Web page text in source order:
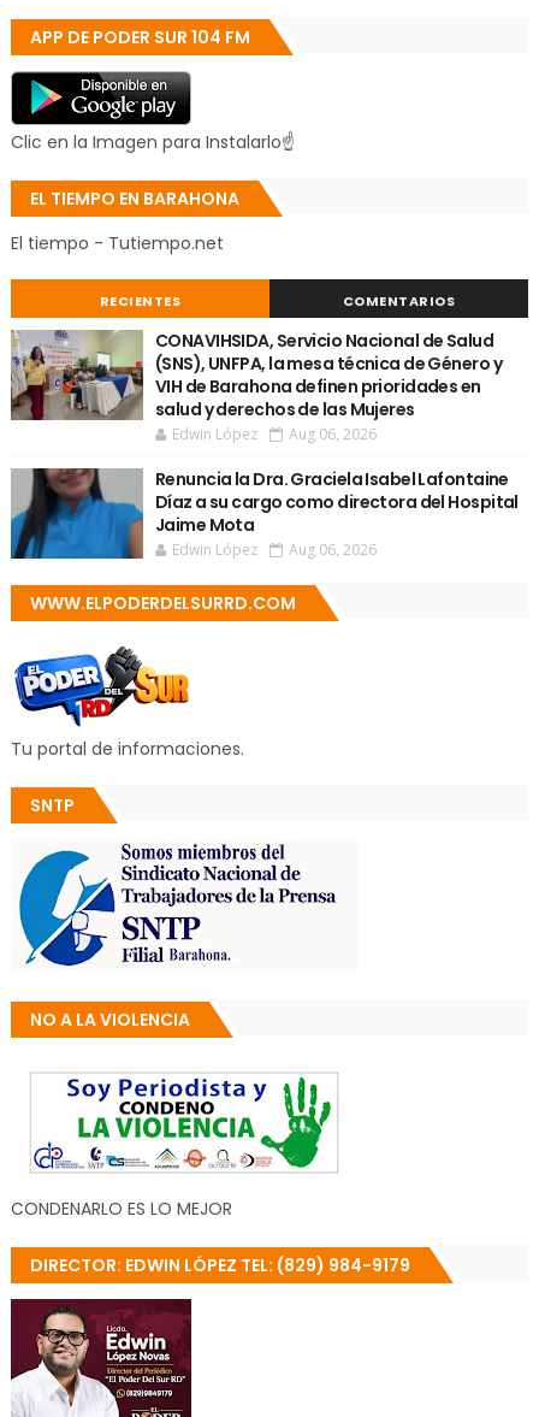
APP DE PODER SUR 104 FM
Clic en la Imagen para Instalarlo☝
EL TIEMPO EN BARAHONA
El tiempo - Tutiempo.net
RECIENTES COMENTARIOS
CONAVIHSIDA, Servicio Nacional de Salud
(SNS), UNFPA, la mesa técnica de Género y
VIH de Barahona definen prioridades en
salud y derechos de las Mujeres
Edwin López Aug 06, 2026
Renuncia la Dra. Graciela Isabel Lafontaine
Díaz a su cargo como directora del Hospital
Jaime Mota
Edwin López Aug 06, 2026
WWW.ELPODERDELSURRD.COM
Tu portal de informaciones.
SNTP
NO A LA VIOLENCIA
CONDENARLO ES LO MEJOR
DIRECTOR: EDWIN LÓPEZ TEL: (829) 984-9179